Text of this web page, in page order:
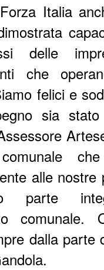
Italia
delle
che
felici e
sia stato
alle nostre
parte
comunale.
dalla parte